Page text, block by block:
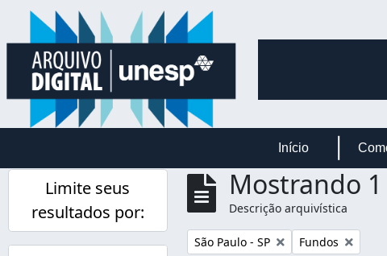
Skip to main content
Início
Limite seus
resultados por:
Mostrando
Descrição arquivística
Remover filtro:
São Paulo - SP Remover filtro:
Fundos